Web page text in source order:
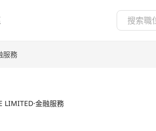
服務
LIMITED·金融服務